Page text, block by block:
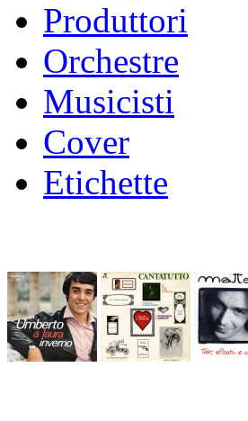
Produttori
Orchestre
Musicisti
Cover
Etichette